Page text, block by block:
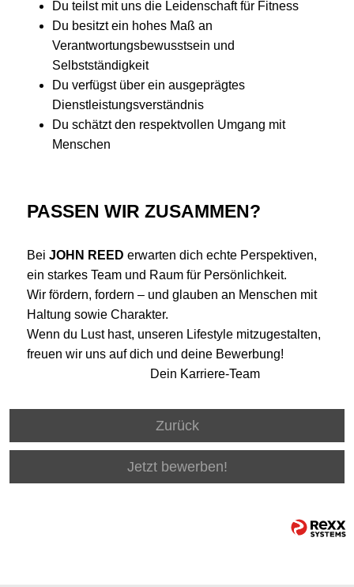
Du teilst mit uns die Leidenschaft für Fitness
Du besitzt ein hohes Maß an
Verantwortungsbewusstsein und
Selbstständigkeit
Du verfügst über ein ausgeprägtes
Dienstleistungsverständnis
Du schätzt den respektvollen Umgang mit
Menschen
PASSEN WIR ZUSAMMEN?
Bei JOHN REED erwarten dich echte Perspektiven,
ein starkes Team und Raum für Persönlichkeit.
Wir fördern, fordern – und glauben an Menschen mit
Haltung sowie Charakter.
Wenn du Lust hast, unseren Lifestyle mitzugestalten,
freuen wir uns auf dich und deine Bewerbung!
Dein Karriere-Team
Zurück
Jetzt bewerben!